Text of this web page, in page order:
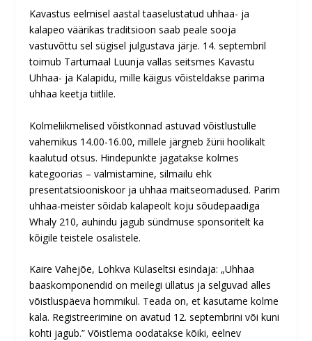
Kavastus eelmisel aastal taaselustatud uhhaa- ja
kalapeo väärikas traditsioon saab peale sooja
vastuvõttu sel sügisel julgustava järje. 14. septembril
toimub Tartumaal Luunja vallas seitsmes Kavastu
Uhhaa- ja Kalapidu, mille käigus võisteldakse parima
uhhaa keetja tiitlile.
Kolmeliikmelised võistkonnad astuvad võistlustulle
vahemikus 14.00-16.00, millele järgneb žürii hoolikalt
kaalutud otsus. Hindepunkte jagatakse kolmes
kategoorias – valmistamine, silmailu ehk
presentatsiooniskoor ja uhhaa maitseomadused. Parim
uhhaa-meister sõidab kalapeolt koju sõudepaadiga
Whaly 210, auhindu jagub sündmuse sponsoritelt ka
kõigile teistele osalistele.
Kaire Vahejõe, Lohkva Külaseltsi esindaja: „Uhhaa
baaskomponendid on meilegi üllatus ja selguvad alles
võistluspäeva hommikul. Teada on, et kasutame kolme
kala. Registreerimine on avatud 12. septembrini või kuni
kohti jagub.” Võistlema oodatakse kõiki, eelnev